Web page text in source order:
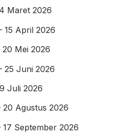
Maret 2026
15 April 2026
20 Mei 2026
25 Juni 2026
Juli 2026
20 Agustus 2026
17 September 2026